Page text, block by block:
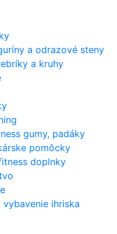
a odrazové steny
a kruhy
gumy, padáky
pomôcky
doplnky
ihriska